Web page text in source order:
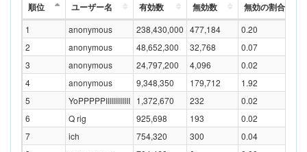
順位 ユーザー名 有効数 無効数 無効の割合(%)
1 anonymous 238,430,000 477,184
0.20
2
anonymous 48,652,300 32,768
0.07
3
anonymous 24,797,200 4,096
0.02
4
anonymous 9,348,350 179,712
1.92
5
YoPPPPPIIIIIIIIIIII 1,372,670 232
0.02
6
Q rig 925,698 193
0.02
7
ich 754,320 300
0.04